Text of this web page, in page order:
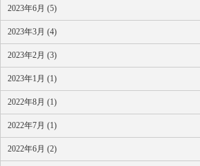
2023年6月 (5)
2023年3月 (4)
2023年2月 (3)
2023年1月 (1)
2022年8月 (1)
2022年7月 (1)
2022年6月 (2)